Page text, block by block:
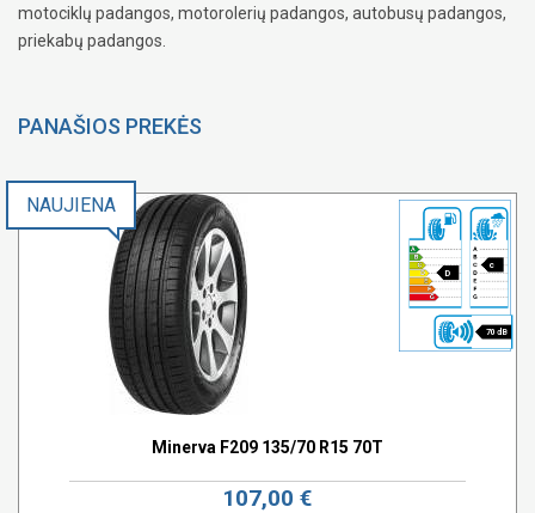
motociklų padangos, motorolerių padangos, autobusų padangos,
priekabų padangos.
PANAŠIOS PREKĖS
D
c
70 dB
NAUJIENA
Minerva F209 135/70 R15 70T
107,00 €